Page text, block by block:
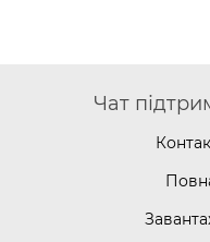
Чат